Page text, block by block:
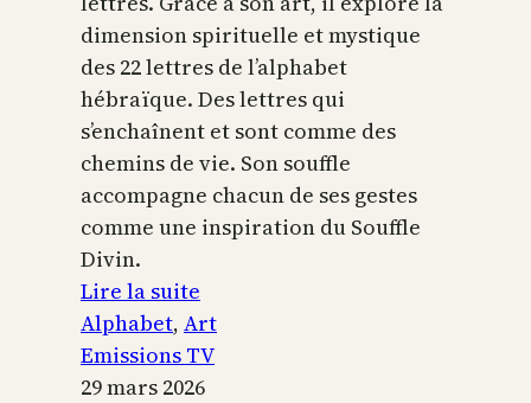
dimension spirituelle et mystique
des 22 lettres de l’alphabet
hébraïque. Des lettres qui
s’enchaînent et sont comme des
chemins de vie. Son souffle
accompagne chacun de ses gestes
comme une inspiration du Souffle
Divin.
Lire la suite
L’alphabet
sacré
Alphabet, Art
Emissions TV
29 mars 2026